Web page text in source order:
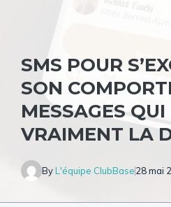
SMS POUR
SON
MESSAGES
VRAIMENT LA
ByL'équipe ClubBase28 mai